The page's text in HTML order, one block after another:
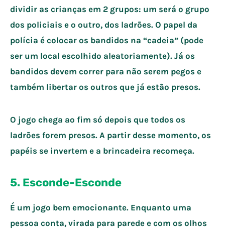
dividir as crianças em 2 grupos: um será o grupo
dos policiais e o outro, dos ladrões. O papel da
polícia é colocar os bandidos na “cadeia” (pode
ser um local escolhido aleatoriamente). Já os
bandidos devem correr para não serem pegos e
também libertar os outros que já estão presos.
O jogo chega ao fim só depois que todos os
ladrões forem presos. A partir desse momento, os
papéis se invertem e a brincadeira recomeça.
5. Esconde-Esconde
É um jogo bem emocionante. Enquanto uma
pessoa conta, virada para parede e com os olhos